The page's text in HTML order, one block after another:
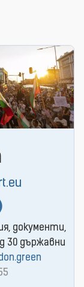
документи,
30 държавни